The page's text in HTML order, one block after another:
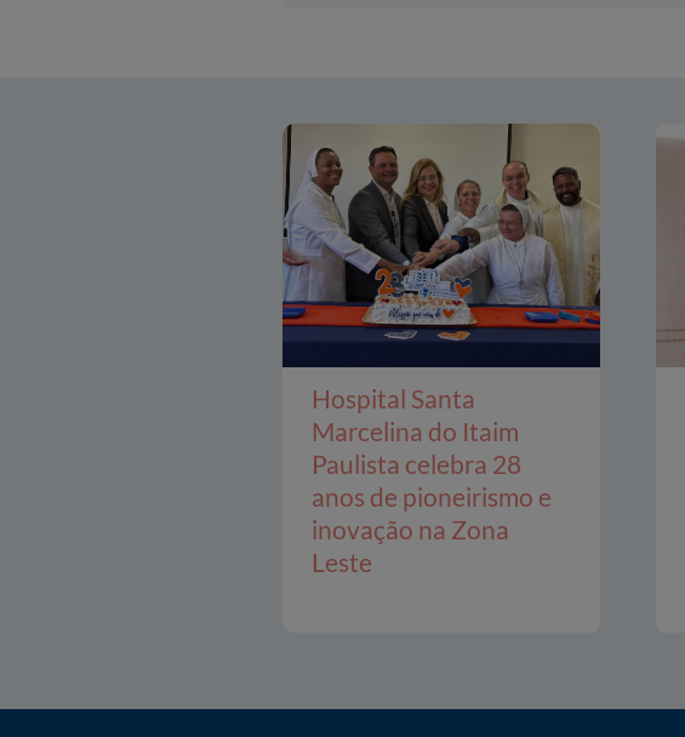
Hospital Santa
Marcelina do Itaim
Paulista celebra 28
anos de pioneirismo e
inovação na Zona
Leste